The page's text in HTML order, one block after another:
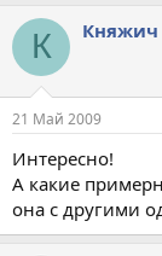
К Княжич
21 Май 2009
Интересно!
А какие
она с другими